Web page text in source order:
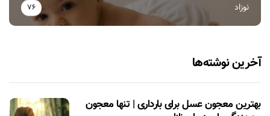
نوزاد 76
آخرین نوشته‌ها
بهترین معجون عسل برای بارداری | تنها معجون